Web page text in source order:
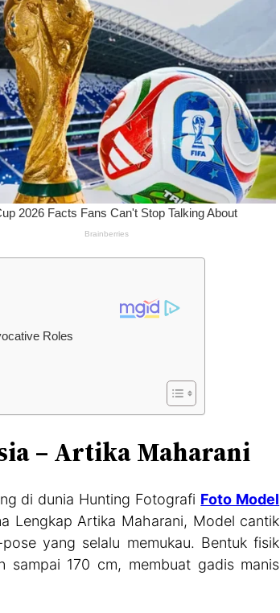
– Artika Maharani
di dunia Hunting Fotografi Foto Model
Lengkap Artika Maharani, Model cantik
yang selalu memukau. Bentuk fisik
170 cm, membuat gadis manis